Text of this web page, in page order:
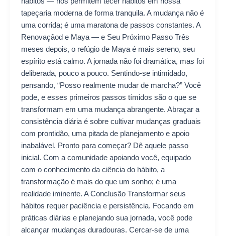
tapeçaria moderna de forma tranquila. A mudança não é
uma corrida; é uma maratona de passos constantes. A
Renovaçãod e Maya — e Seu Próximo Passo Três
meses depois, o refúgio de Maya é mais sereno, seu
espírito está calmo. A jornada não foi dramática, mas foi
deliberada, pouco a pouco. Sentindo-se intimidado,
pensando, “Posso realmente mudar de marcha?” Você
pode, e esses primeiros passos tímidos são o que se
transformam em uma mudança abrangente. Abraçar a
consistência diária é sobre cultivar mudanças graduais
com prontidão, uma pitada de planejamento e apoio
inabalável. Pronto para começar? Dê aquele passo
inicial. Com a comunidade apoiando você, equipado
com o conhecimento da ciência do hábito, a
transformação é mais do que um sonho; é uma
realidade iminente. A Conclusão Transformar seus
hábitos requer paciência e persistência. Focando em
práticas diárias e planejando sua jornada, você pode
alcançar mudanças duradouras. Cercar-se de uma